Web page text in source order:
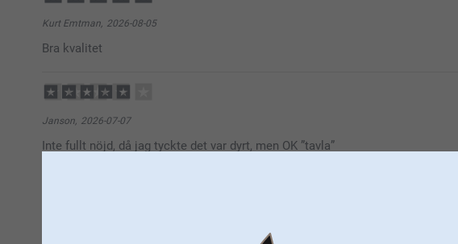
Kurt Emtman, 2026-08-05
Bra kvalitet
Janson, 2026-07-07
Inte fullt nöjd, då jag tyckte det var dyrt, men OK ”tavla”